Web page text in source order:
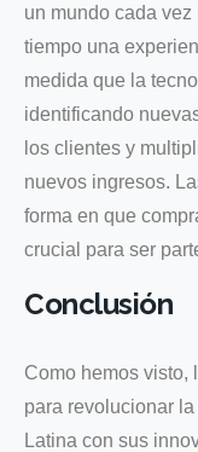
un mundo cada
tiempo una
medida que la
identificando
los clientes y
nuevos ingresos.
forma en que
crucial para ser
Conclusión
Como hemos visto,
para revolucionar
Latina con sus